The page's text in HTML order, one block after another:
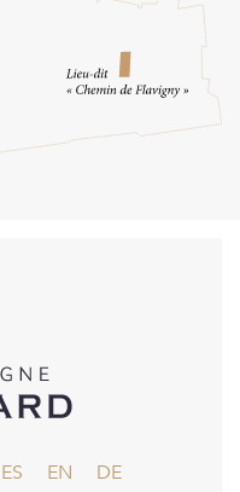
ES EN DE